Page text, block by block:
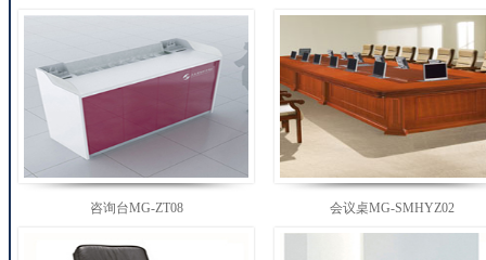
咨询台MG-ZT08 会议桌MG-SMHYZ02